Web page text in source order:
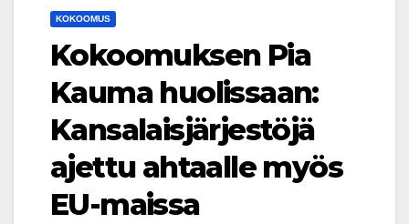
KOKOOMUS
Kokoomuksen Pia
Kauma huolissaan:
Kansalaisjärjestöjä
ajettu ahtaalle myös
EU-maissa